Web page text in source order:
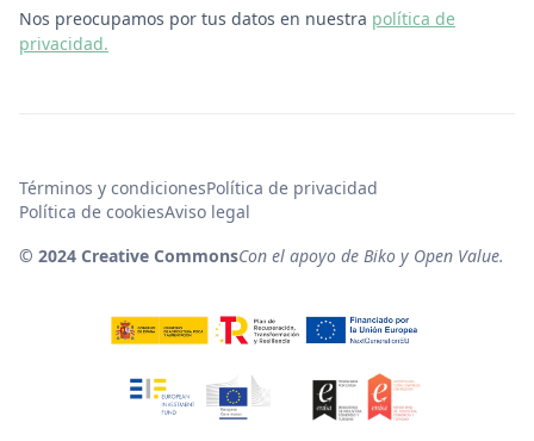
Nos preocupamos por tus datos en nuestra política de
privacidad.
© 2024 Creative CommonsCon el apoyo de Biko y Open Value.
Términos y condicionesPolítica de privacidad
Política de cookiesAviso legal